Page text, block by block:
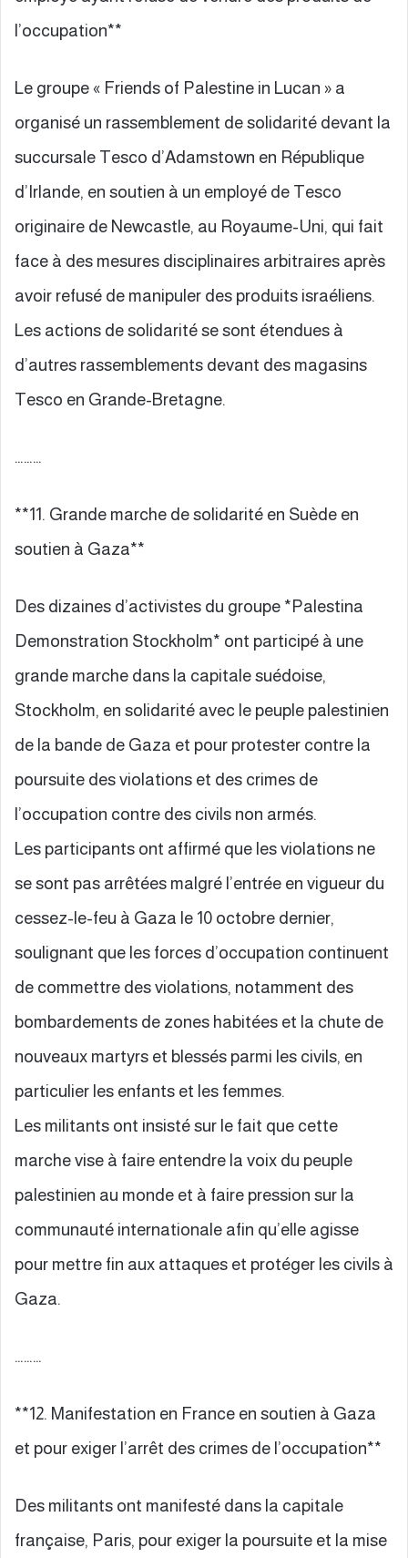
l’occupation**
Le groupe « Friends of Palestine in Lucan » a
organisé un rassemblement de solidarité devant la
succursale Tesco d’Adamstown en République
d’Irlande, en soutien à un employé de Tesco
originaire de Newcastle, au Royaume-Uni, qui fait
face à des mesures disciplinaires arbitraires après
avoir refusé de manipuler des produits israéliens.
Les actions de solidarité se sont étendues à
d’autres rassemblements devant des magasins
Tesco en Grande-Bretagne.
………
**11. Grande marche de solidarité en Suède en
soutien à Gaza**
Des dizaines d’activistes du groupe *Palestina
Demonstration Stockholm* ont participé à une
grande marche dans la capitale suédoise,
Stockholm, en solidarité avec le peuple palestinien
de la bande de Gaza et pour protester contre la
poursuite des violations et des crimes de
l’occupation contre des civils non armés.
Les participants ont affirmé que les violations ne
se sont pas arrêtées malgré l’entrée en vigueur du
cessez-le-feu à Gaza le 10 octobre dernier,
soulignant que les forces d’occupation continuent
de commettre des violations, notamment des
bombardements de zones habitées et la chute de
nouveaux martyrs et blessés parmi les civils, en
particulier les enfants et les femmes.
Les militants ont insisté sur le fait que cette
marche vise à faire entendre la voix du peuple
palestinien au monde et à faire pression sur la
communauté internationale afin qu’elle agisse
pour mettre fin aux attaques et protéger les civils à
Gaza.
………
**12. Manifestation en France en soutien à Gaza
et pour exiger l’arrêt des crimes de l’occupation**
Des militants ont manifesté dans la capitale
française, Paris, pour exiger la poursuite et la mise